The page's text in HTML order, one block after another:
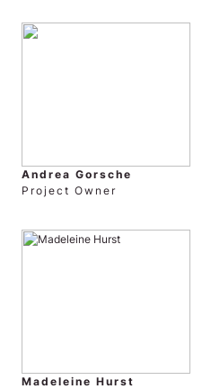
Andrea Gorsche
Project Owner
Madeleine Hurst